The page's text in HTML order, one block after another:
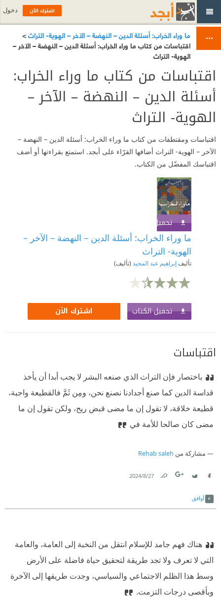
ما وراء الخراب: أسئلة الدين – النهضة – الآخر – الهوية- التراث>
اقتباسات من كتاب ما وراء الخراب: أسئلة الدين – النهضة – الآخر –
الهوية- التراث
اقتباسات من كتاب ما وراء الخراب:
أسئلة الدين – النهضة – الآخر –
الهوية- التراث
اقتباسات ومقتطفات من كتاب ما وراء الخراب: أسئلة الدين – النهضة –
الآخر – الهوية- التراث أضافها القرّاء على أبجد. استمتع بقراءتها أو أضف
اقتباسك المفضّل من الكتاب.
تحميل الكتاب
ما وراء الخراب: أسئلة الدين – النهضة – الآخر –
الهوية- التراث
تأليفإبراهيم عبد المجيد (تأليف)
تحميل الكتاب اشترك الآن
اقتباسات
باختصار فإن التراث الذي صنعه البشر لا يجب أبدا أن يأخذ
قداسة الدين كما صنع أجدادنا نصنع نحن، ومِن ثَمَّ فالقطيعة واجبة،
قطيعة خلاقة، لا تقول إن ما مضى قبض ريح، ولكن تقول إن ما
مضى كان صالحا للأمة في
مشاركة من Rehab saleh
27‏/8‏/2024
أوافق
هناك فهم جامد للإسلام انتقل من النخبة إلى العامة، والعامة
التي لا تعرف ولا تجد طريقة لتحقيق حياة فاضلة على الأرض
وسط هذا الظلم الاجتماعي والسياسي، وجدت طريقها إلى الآخرة
وبأقصى درجات التزمت.
اشترك الآن دخول